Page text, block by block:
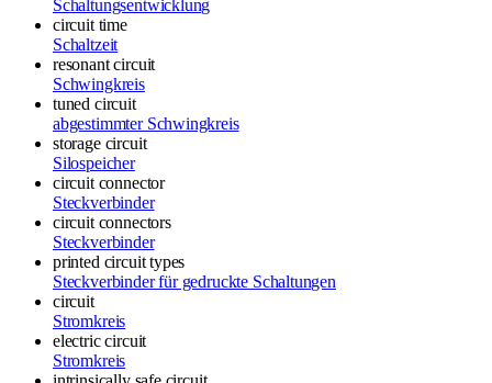
Schaltungsentwicklung
circuit time
Schaltzeit
resonant circuit
Schwingkreis
tuned circuit
abgestimmter Schwingkreis
storage circuit
Silospeicher
circuit connector
Steckverbinder
circuit connectors
Steckverbinder
printed circuit types
Steckverbinder für gedruckte Schaltungen
circuit
Stromkreis
electric circuit
Stromkreis